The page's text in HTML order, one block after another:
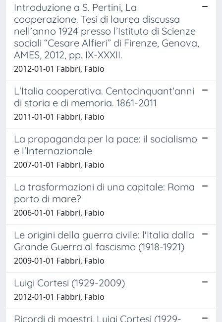
Introduzione a S. Pertini, La
cooperazione. Tesi di laurea discussa
nell’anno 1924 presso l’Istituto di Scienze
sociali “Cesare Alfieri” di Firenze, Genova,
AMES, 2012, pp. IX-XXXII.
2012-01-01 Fabbri, Fabio
L'Italia cooperativa. Centocinquant'anni
di storia e di memoria. 1861-2011
2011-01-01 Fabbri, Fabio
La propaganda per la pace: il socialismo
e l'Internazionale
2007-01-01 Fabbri, Fabio
La trasformazioni di una capitale: Roma
porto di mare?
2006-01-01 Fabbri, Fabio
Le origini della guerra civile: l'Italia dalla
Grande Guerra al fascismo (1918-1921)
2009-01-01 Fabbri, Fabio
Luigi Cortesi (1929-2009)
2012-01-01 Fabbri, Fabio
Ricordi di maestri. Luigi Cortesi (1929-